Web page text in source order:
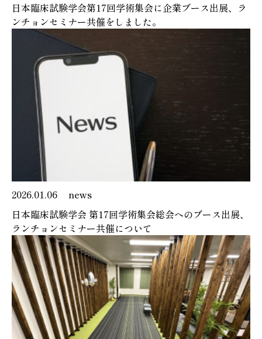
日本臨床試験学会第17回学術集会に企業ブース出展、ラ
ンチョンセミナー共催をしました。
2026.01.06
news
日本臨床試験学会 第17回学術集会総会へのブース出展、
ランチョンセミナー共催について